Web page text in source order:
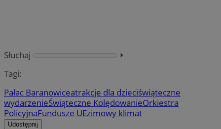
Słuchaj
⏵︎
Tagi:
Pałac Baranowiceatrakcje dla dzieciświąteczne
wydarzenieŚwiąteczne KolędowanieOrkiestra
PolicyjnaFundusze UEzimowy klimat
Udostępnij